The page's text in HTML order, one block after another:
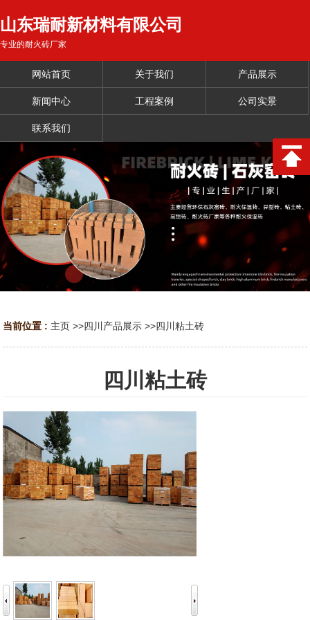
山东瑞耐新材料有限公司
专业的耐火砖厂家
网站首页 关于我们 产品展示
新闻中心 工程案例 公司实景
联系我们
当前位置 : 主页 >>四川产品展示 >>四川粘土砖
四川粘土砖